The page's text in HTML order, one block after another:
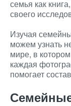
семья как
своего
Изучая
можем узнать
мире, в
каждая
помогает